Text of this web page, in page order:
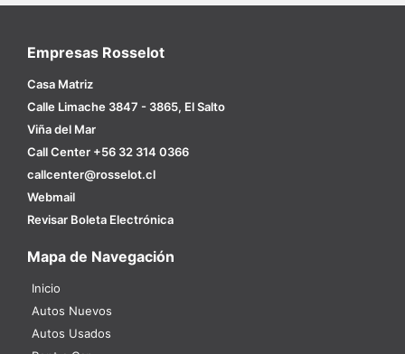
Empresas Rosselot
Casa Matriz
Calle Limache 3847 - 3865, El Salto
Viña del Mar
Call Center +56 32 314 0366
callcenter@rosselot.cl
Webmail
Revisar Boleta Electrónica
Mapa de Navegación
Inicio
Autos Nuevos
Autos Usados